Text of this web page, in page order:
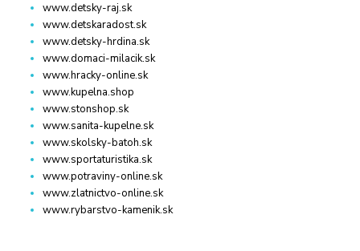
www.detsky-raj.sk
www.detskaradost.sk
www.detsky-hrdina.sk
www.domaci-milacik.sk
www.hracky-online.sk
www.kupelna.shop
www.stonshop.sk
www.sanita-kupelne.sk
www.skolsky-batoh.sk
www.sportaturistika.sk
www.potraviny-online.sk
www.zlatnictvo-online.sk
www.rybarstvo-kamenik.sk